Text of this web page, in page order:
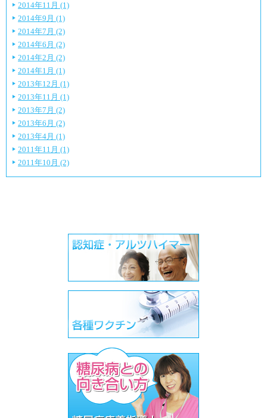
2014年11月 (1)
2014年9月 (1)
2014年7月 (2)
2014年6月 (2)
2014年2月 (2)
2014年1月 (1)
2013年12月 (1)
2013年11月 (1)
2013年7月 (2)
2013年6月 (2)
2013年4月 (1)
2011年11月 (1)
2011年10月 (2)